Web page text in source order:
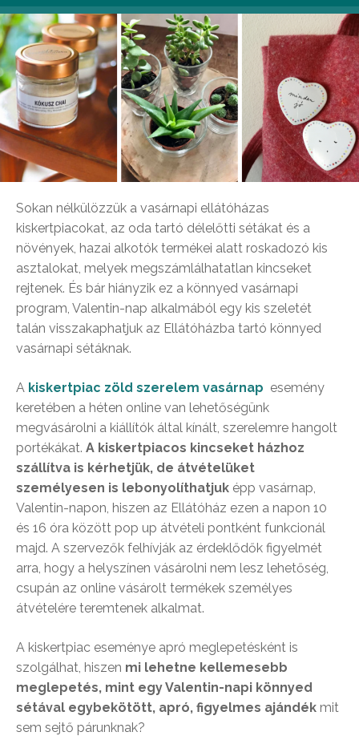
Sokan nélkülözzük a vasárnapi ellátóházas
kiskertpiacokat, az oda tartó délelőtti sétákat és a
növények, hazai alkotók termékei alatt roskadozó kis
asztalokat, melyek megszámlálhatatlan kincseket
rejtenek. És bár hiányzik ez a könnyed vasárnapi
program, Valentin-nap alkalmából egy kis szeletét
talán visszakaphatjuk az Ellátóházba tartó könnyed
vasárnapi sétáknak.
A kiskertpiac zöld szerelem vasárnap esemény
keretében a héten online van lehetőségünk
megvásárolni a kiállítók által kínált, szerelemre hangolt
portékákat. A kiskertpiacos kincseket házhoz
szállítva is kérhetjük, de átvételüket
személyesen is lebonyolíthatjuk épp vasárnap,
Valentin-napon, hiszen az Ellátóház ezen a napon 10
és 16 óra között pop up átvételi pontként funkcionál
majd. A szervezők felhívják az érdeklődők figyelmét
arra, hogy a helyszínen vásárolni nem lesz lehetőség,
csupán az online vásárolt termékek személyes
átvételére teremtenek alkalmat.
A kiskertpiac eseménye apró meglepetésként is
szolgálhat, hiszen mi lehetne kellemesebb
meglepetés, mint egy Valentin-napi könnyed
sétával egybekötött, apró, figyelmes ajándék mit
sem sejtő párunknak?